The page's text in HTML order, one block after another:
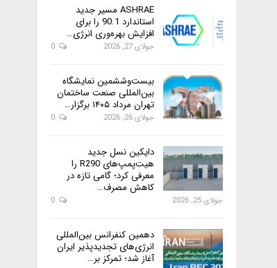
ASHRAE مسیر جدید
استاندارد 90.1 را برای
افزایش بهره‌وری انرژی…
جولای 27, 2026
بیست‌وششمین نمایشگاه
بین‌المللی صنعت ساختمان
تهران مرداد ۱۴۰۵ برگزار…
جولای 26, 2026
دایکین نسل جدید
هیت‌پمپ‌های R290 را
معرفی کرد؛ گامی تازه در
کاهش مصرف…
جولای 25, 2026
دهمین کنفرانس بین‌المللی
انرژی‌های تجدیدپذیر ایران
آغاز شد؛ تمرکز بر…